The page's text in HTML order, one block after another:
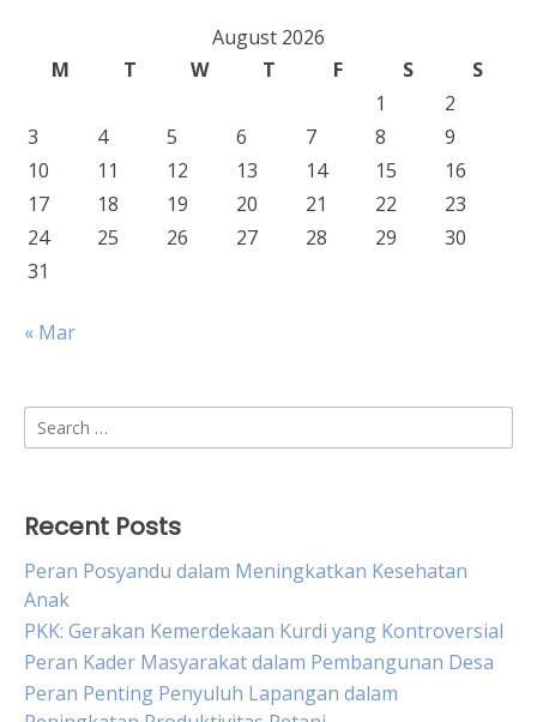
August 2026
M
T W T F S
S
1
2
3
4 5 6 7 8
9
10
11 12 13 14 15
16
17
18 19 20 21 22
23
24
25 26 27 28 29
30
31
« Mar
Search
for:
Recent Posts
Peran Posyandu dalam Meningkatkan Kesehatan
Anak
PKK: Gerakan Kemerdekaan Kurdi yang Kontroversial
Peran Kader Masyarakat dalam Pembangunan Desa
Peran Penting Penyuluh Lapangan dalam